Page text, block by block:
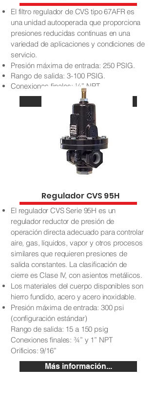
El filtro regulador de CVS tipo 67AFR es
una unidad autooperada que proporciona
presiones reducidas continuas en una
variedad de aplicaciones y condiciones de
servicio.
Presión máxima de entrada: 250 PSIG.
Rango de salida: 3-100 PSIG.
Conexiones finales: ¼” NPT.
Más información...
Regulador CVS 95H
El regulador CVS Serie 95H es un
regulador reductor de presión de
operación directa adecuado para controlar
aire, gas, líquidos, vapor y otros procesos
similares que requieren presiones de
salida constantes. La clasificación de
cierre es Clase IV, con asientos metálicos.
Los materiales del cuerpo disponibles son
hierro fundido, acero y acero inoxidable.
Presión máxima de entrada: 300 psi
(configuración estándar)
Rango de salida: 15 a 150 psig
Conexiones finales: ¾” y 1” NPT
Orificios: 9/16”
Más información...